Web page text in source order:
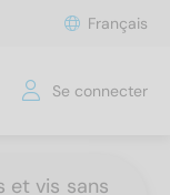
Français
Se connecter
et vis sans